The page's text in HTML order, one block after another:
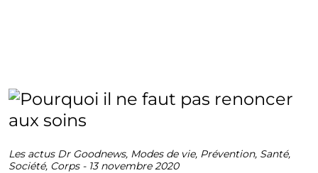
Les actus Dr Goodnews, Modes de vie, Prévention, Santé,
Société, Corps- 13 novembre 2020